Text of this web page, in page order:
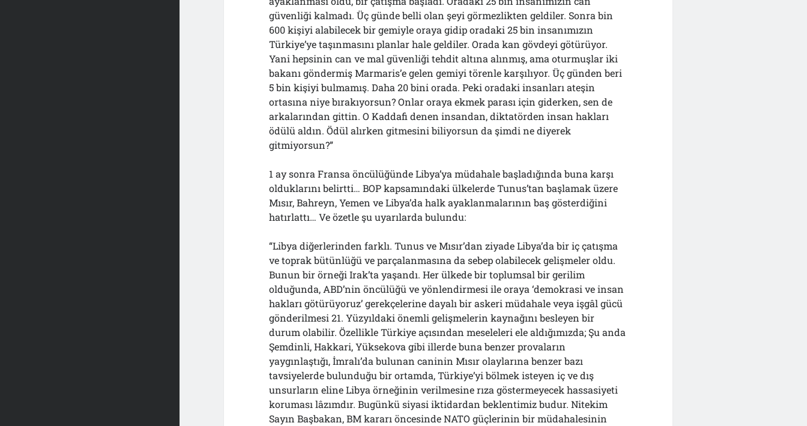
güvenliği kalmadı. Üç günde belli olan şeyi görmezlikten geldiler. Sonra bin
600 kişiyi alabilecek bir gemiyle oraya gidip oradaki 25 bin insanımızın
Türkiye’ye taşınmasını planlar hale geldiler. Orada kan gövdeyi götürüyor.
Yani hepsinin can ve mal güvenliği tehdit altına alınmış, ama oturmuşlar iki
bakanı göndermiş Marmaris’e gelen gemiyi törenle karşılıyor. Üç günden beri
5 bin kişiyi bulmamış. Daha 20 bini orada. Peki oradaki insanları ateşin
ortasına niye bırakıyorsun? Onlar oraya ekmek parası için giderken, sen de
arkalarından gittin. O Kaddafi denen insandan, diktatörden insan hakları
ödülü aldın. Ödül alırken gitmesini biliyorsun da şimdi ne diyerek
gitmiyorsun?”
1 ay sonra Fransa öncülüğünde Libya’ya müdahale başladığında buna karşı
olduklarını belirtti… BOP kapsamındaki ülkelerde Tunus’tan başlamak üzere
Mısır, Bahreyn, Yemen ve Libya’da halk ayaklanmalarının baş gösterdiğini
hatırlattı… Ve özetle şu uyarılarda bulundu:
“Libya diğerlerinden farklı. Tunus ve Mısır’dan ziyade Libya’da bir iç çatışma
ve toprak bütünlüğü ve parçalanmasına da sebep olabilecek gelişmeler oldu.
Bunun bir örneği Irak’ta yaşandı. Her ülkede bir toplumsal bir gerilim
olduğunda, ABD’nin öncülüğü ve yönlendirmesi ile oraya ‘demokrasi ve insan
hakları götürüyoruz’ gerekçelerine dayalı bir askeri müdahale veya işgâl gücü
gönderilmesi 21. Yüzyıldaki önemli gelişmelerin kaynağını besleyen bir
durum olabilir. Özellikle Türkiye açısından meseleleri ele aldığımızda; Şu anda
Şemdinli, Hakkari, Yüksekova gibi illerde buna benzer provaların
yaygınlaştığı, İmralı’da bulunan caninin Mısır olaylarına benzer bazı
tavsiyelerde bulunduğu bir ortamda, Türkiye’yi bölmek isteyen iç ve dış
unsurların eline Libya örneğinin verilmesine rıza göstermeyecek hassasiyeti
koruması lâzımdır. Bugünkü siyasi iktidardan beklentimiz budur. Nitekim
Sayın Başbakan, BM kararı öncesinde NATO güçlerinin bir müdahalesinin